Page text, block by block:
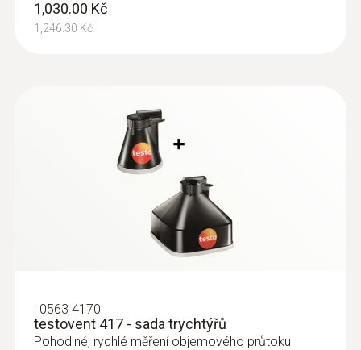
příslušenství bezpečně uložit do tašky a
Zákaznici, které zajímal
tento produkt si také
prohlédli
1,030.00 Kč
1,246.30 Kč
: 0563 4170
testovent 417 - sada trychtýřů
Pohodlné, rychlé měření objemového průtoku